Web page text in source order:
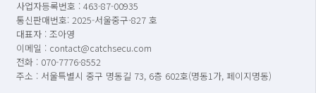
사업자등록번호 : 463-87-00935
통신판매번호: 2025-서울중구-827 호
대표자 : 조아영
이메일 : contact@catchsecu.com
전화 : 070-7776-8552
주소 : 서울특별시 중구 명동길 73, 6층 602호(명동1가, 페이지명동)